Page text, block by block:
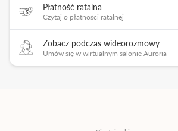
Płatność ratalna
Czytaj o płatności ratalnej
Zobacz podczas wideorozmowy
Umów się w wirtualnym salonie Auroria